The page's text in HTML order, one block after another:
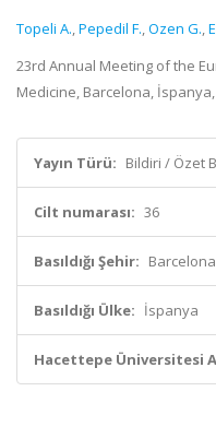
Topeli A.,Pepedil F.,Ozen G.,
23rd Annual Meeting of the
Medicine, Barcelona, İspanya,
Yayın Türü: Bildiri / Özet
Cilt numarası: 36
Basıldığı Şehir: Barcelona
Basıldığı Ülke: İspanya
Hacettepe Üniversitesi